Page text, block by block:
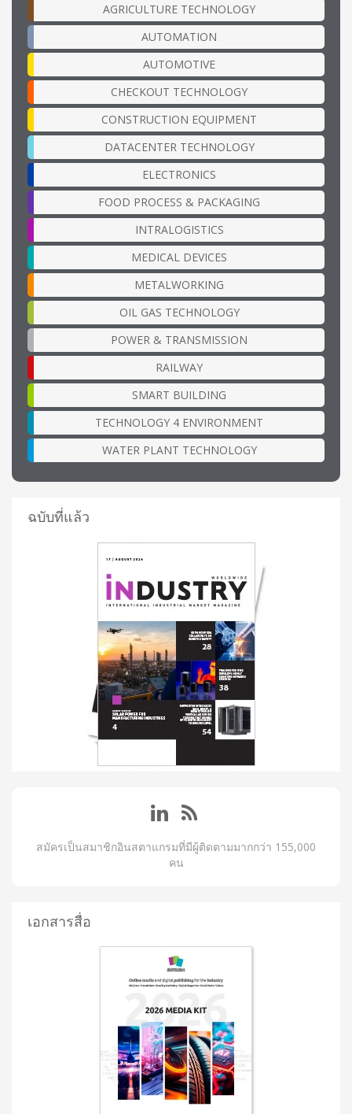
AGRICULTURE TECHNOLOGY
AUTOMATION
AUTOMOTIVE
CHECKOUT TECHNOLOGY
CONSTRUCTION EQUIPMENT
DATACENTER TECHNOLOGY
ELECTRONICS
FOOD PROCESS & PACKAGING
INTRALOGISTICS
MEDICAL DEVICES
METALWORKING
OIL GAS TECHNOLOGY
POWER & TRANSMISSION
RAILWAY
SMART BUILDING
TECHNOLOGY 4 ENVIRONMENT
WATER PLANT TECHNOLOGY
ฉบับที่แล้ว
สมัครเป็นสมาชิกอินสตาแกรมที่มีผู้ติดตามมากกว่า 155,000
คน
เอกสารสื่อ